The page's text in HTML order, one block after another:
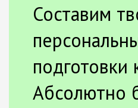
Составим
подготовки
Абсолютно